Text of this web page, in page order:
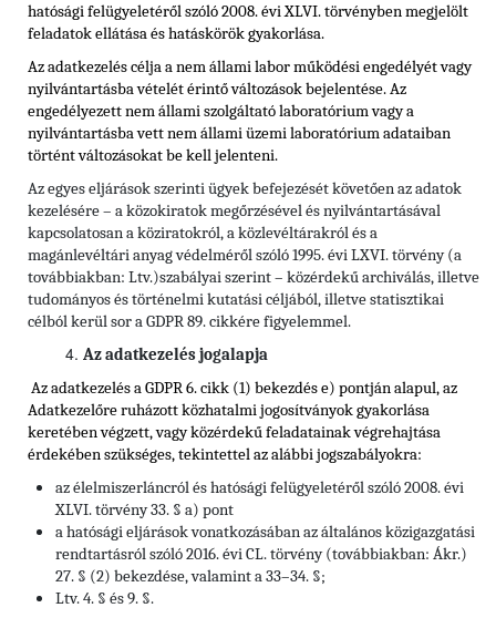
hatósági felügyeletéről szóló 2008. évi XLVI. törvényben megjelölt
feladatok ellátása és hatáskörök gyakorlása.
Az adatkezelés célja a nem állami labor működési engedélyét vagy
nyilvántartásba vételét érintő változások bejelentése. Az
engedélyezett nem állami szolgáltató laboratórium vagy a
nyilvántartásba vett nem állami üzemi laboratórium adataiban
történt változásokat be kell jelenteni.
Az egyes eljárások szerinti ügyek befejezését követően az adatok
kezelésére – a közokiratok megőrzésével és nyilvántartásával
kapcsolatosan a köziratokról, a közlevéltárakról és a
magánlevéltári anyag védelméről szóló 1995. évi LXVI. törvény (a
továbbiakban: Ltv.)szabályai szerint – közérdekű archiválás, illetve
tudományos és történelmi kutatási céljából, illetve statisztikai
célból kerül sor a GDPR 89. cikkére figyelemmel.
Az adatkezelés jogalapja
Az adatkezelés a GDPR 6. cikk (1) bekezdés e) pontján alapul, az
Adatkezelőre ruházott közhatalmi jogosítványok gyakorlása
keretében végzett, vagy közérdekű feladatainak végrehajtása
érdekében szükséges, tekintettelaz alábbi jogszabályokra:
az élelmiszerláncról és hatósági felügyeletéről szóló 2008. évi
XLVI. törvény 33. § a) pont
a hatósági eljárások vonatkozásában az általános közigazgatási
rendtartásról szóló 2016. évi CL. törvény (továbbiakban: Ákr.)
27. § (2) bekezdése, valamint a 33–34. §;
Ltv. 4. § és 9. §.